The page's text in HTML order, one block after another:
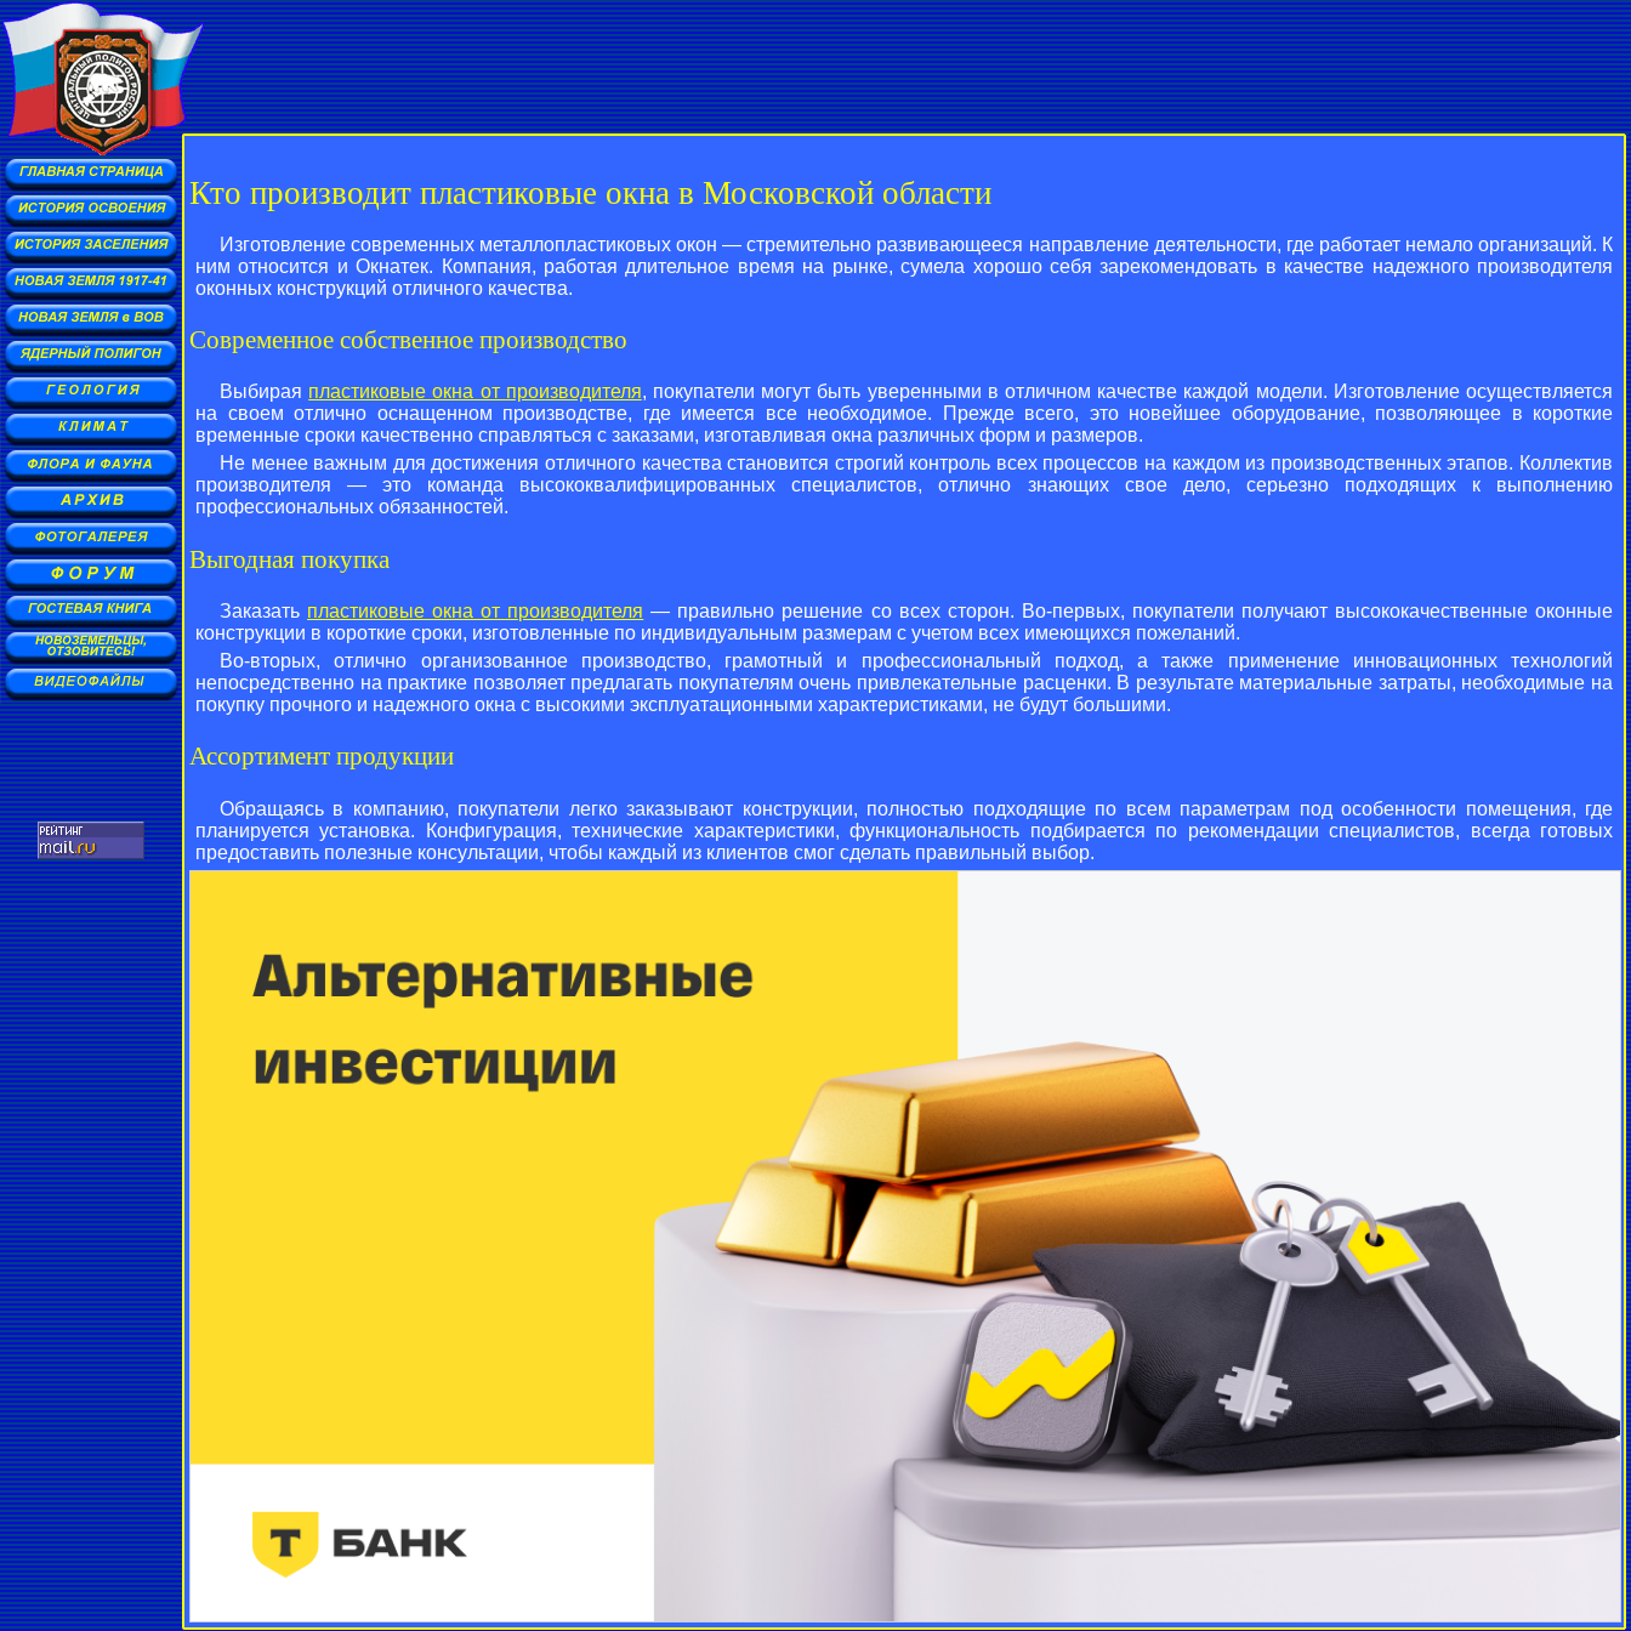
Кто производит пластиковые окна в Московской области
Изготовление современных металлопластиковых окон — стремительно развивающееся направление деятельности, где работает немало организаций. К
ним относится и Окнатек. Компания, работая длительное время на рынке, сумела хорошо себя зарекомендовать в качестве надежного производителя
оконных конструкций отличного качества.
Современное собственное производство
Выбирая пластиковые окна от производителя, покупатели могут быть уверенными в отличном качестве каждой модели. Изготовление осуществляется
на своем отлично оснащенном производстве, где имеется все необходимое. Прежде всего, это новейшее оборудование, позволяющее в короткие
временные сроки качественно справляться с заказами, изготавливая окна различных форм и размеров.
Не менее важным для достижения отличного качества становится строгий контроль всех процессов на каждом из производственных этапов. Коллектив
производителя — это команда высококвалифицированных специалистов, отлично знающих свое дело, серьезно подходящих к выполнению
профессиональных обязанностей.
Выгодная покупка
Заказать пластиковые окна от производителя — правильно решение со всех сторон. Во-первых, покупатели получают высококачественные оконные
конструкции в короткие сроки, изготовленные по индивидуальным размерам с учетом всех имеющихся пожеланий.
Во-вторых, отлично организованное производство, грамотный и профессиональный подход, а также применение инновационных технологий
непосредственно на практике позволяет предлагать покупателям очень привлекательные расценки. В результате материальные затраты, необходимые на
покупку прочного и надежного окна с высокими эксплуатационными характеристиками, не будут большими.
Ассортимент продукции
Обращаясь в компанию, покупатели легко заказывают конструкции, полностью подходящие по всем параметрам под особенности помещения, где
планируется установка. Конфигурация, технические характеристики, функциональность подбирается по рекомендации специалистов, всегда готовых
предоставить полезные консультации, чтобы каждый из клиентов смог сделать правильный выбор.